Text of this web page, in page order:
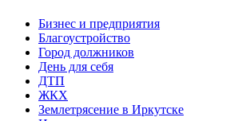
Бизнес и предприятия
Благоустройство
Город должников
День для себя
ДТП
ЖКХ
Землетрясение в Иркутске